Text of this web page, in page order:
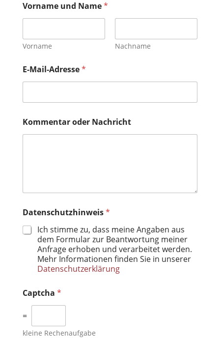
Vorname und Name*
Vorname Nachname
E-Mail-Adresse*
Kommentar oder Nachricht
Datenschutzhinweis*
Ich stimme zu, dass meine Angaben aus
dem Formular zur Beantwortung meiner
Anfrage erhoben und verarbeitet werden.
Mehr Informationen finden Sie in unserer
Datenschutzerklärung
Captcha *
=
kleine Rechenaufgabe